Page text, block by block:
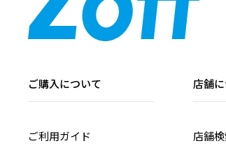
ご購入について
ご利用ガイド
店舗
店舗